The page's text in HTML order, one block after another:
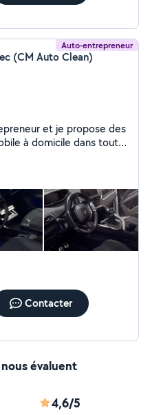
Auto-entrepreneur
(CM Auto Clean)
et je propose des
à domicile dans toute
J'ai aussi une
d'expérience en tant que
les Bus de la RATP. Je
de scooter (50,
pas à
ou un devis, je
Contacter
évaluent
4,6/5